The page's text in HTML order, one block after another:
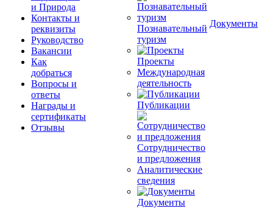
и Природа
Контакты и
реквизиты
Руководство
Вакансии
Как
добраться
Вопросы и
ответы
Награды и
сертификаты
Отзывы
Познавательный
туризм
Проекты
Международная
деятельность
Публикации
Сотрудничество
и предложения
Аналитические
сведения
Документы
Документы